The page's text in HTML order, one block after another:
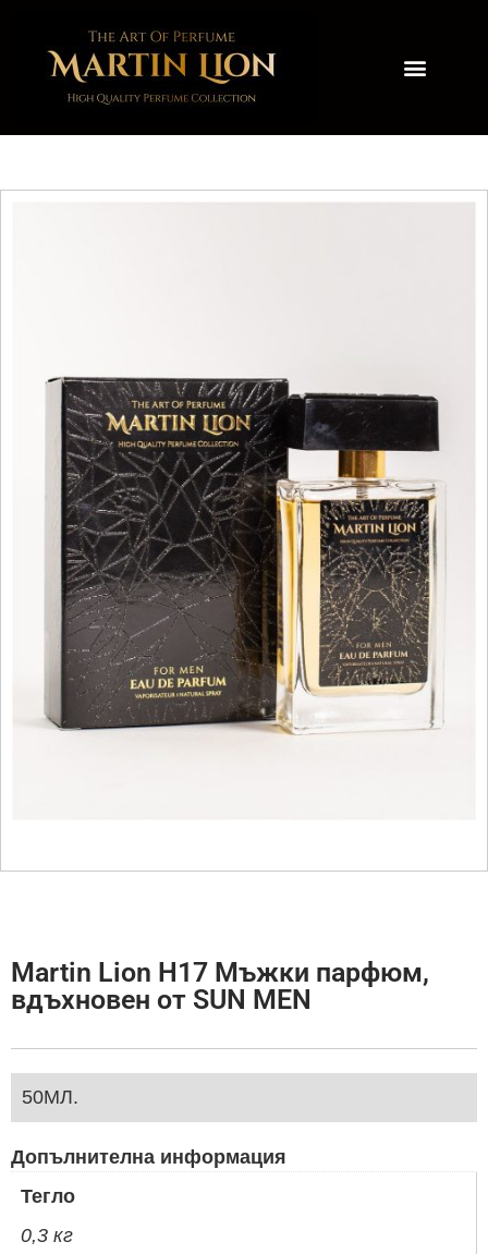
Martin Lion H17 Мъжки парфюм,
вдъхновен от SUN MEN
50МЛ.
Допълнителна информация
Тегло
0,3 кг